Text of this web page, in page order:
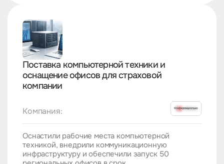
Поставка компьютерной техники и
оснащение офисов для страховой
компании
Компания:
Оснастили рабочие места компьютерной
техникой, внедрили коммуникационную
инфраструктуру и обеспечили запуск 50